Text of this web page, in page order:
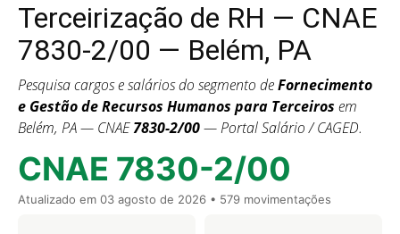
Terceirização de RH — CNAE
7830-2/00 — Belém, PA
Pesquisa cargos e salários do segmento deFornecimento
e Gestão de Recursos Humanos para Terceiros em
Belém, PA — CNAE7830-2/00— Portal Salário / CAGED.
CNAE 7830-2/00
Atualizado em 03 agosto de 2026 • 579 movimentações